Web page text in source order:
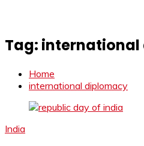
Tag:
Home
international diplomacy
India